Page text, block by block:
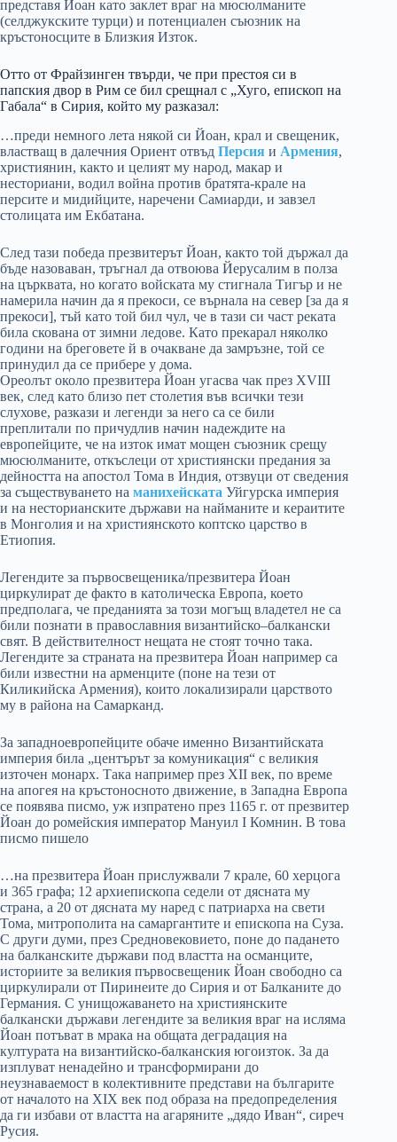
представя Йоан като заклет враг на мюсюлманите
(селджукските турци) и потенциален съюзник на
кръстоносците в Близкия Изток.
Отто от Фрайзинген твърди, че при престоя си в
папския двор в Рим се бил срещнал с „Хуго, епископ на
Габала“ в Сирия, който му разказал:
…преди немного лета някой си Йоан, крал и свещеник,
властващ в далечния Ориент отвъд Персия и Армения,
християнин, както и целият му народ, макар и
несториани, водил война против братята-крале на
персите и мидийците, наречени Самиарди, и завзел
столицата им Екбатана.
След тази победа презвитерът Йоан, както той държал да
бъде назоваван, тръгнал да отвоюва Йерусалим в полза
на църквата, но когато войската му стигнала Тигър и не
намерила начин да я прекоси, се върнала на север [за да я
прекоси], тъй като той бил чул, че в тази си част реката
била скована от зимни ледове. Като прекарал няколко
години на бреговете й в очакване да замръзне, той се
принудил да се прибере у дома.
Ореолът около презвитера Йоан угасва чак през XVIII
век, след като близо пет столетия във всички тези
слухове, разкази и легенди за него са се били
преплитали по причудлив начин надеждите на
европейците, че на изток имат мощен съюзник срещу
мюсюлманите, откъслеци от християнски предания за
дейността на апостол Тома в Индия, отзвуци от сведения
за съществуването на манихейската Уйгурска империя
и на несторианските държави на найманите и кераитите
в Монголия и на християнското коптско царство в
Етиопия.
Легендите за първосвещеника/презвитера Йоан
циркулират де факто в католическа Европа, което
предполага, че преданията за този могъщ владетел не са
били познати в православния византийско–балкански
свят. В действителност нещата не стоят точно така.
Легендите за страната на презвитера Йоан например са
били известни на арменците (поне на тези от
Киликийска Армения), които локализирали царството
му в района на Самарканд.
За западноевропейците обаче именно Византийската
империя била „центърът за комуникация“ с великия
източен монарх. Така например през XII век, по време
на апогея на кръстоносното движение, в Западна Европа
се появява писмо, уж изпратено през 1165 г. от презвитер
Йоан до ромейския император Мануил I Комнин. В това
писмо пишело
…на презвитера Йоан прислужвали 7 крале, 60 херцога
и 365 графа; 12 архиепископа седели от дясната му
страна, а 20 от дясната му наред с патриарха на свети
Тома, митрополита на самаргантите и епископа на Суза.
С други думи, през Средновековието, поне до падането
на балканските държави под властта на османците,
историите за великия първосвещеник Йоан свободно са
циркулирали от Пиринеите до Сирия и от Балканите до
Германия. С унищожаването на християнските
балкански държави легендите за великия враг на исляма
Йоан потъват в мрака на общата деградация на
културата на византийско-балканския югоизток. За да
изплуват ненадейно и трансформирани до
неузнаваемост в колективните представи на българите
от началото на XIX век под образа на предопределения
да ги избави от властта на агаряните „дядо Иван“, сиреч
Русия.